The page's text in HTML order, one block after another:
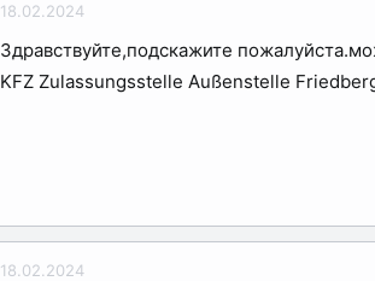
18.02.2024
Здравствуйте,подскажите
KFZ Zulassungsstelle Außenstelle
18.02.2024